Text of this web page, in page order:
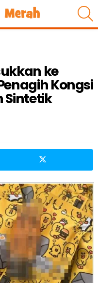
ke
Kongsi
Sintetik